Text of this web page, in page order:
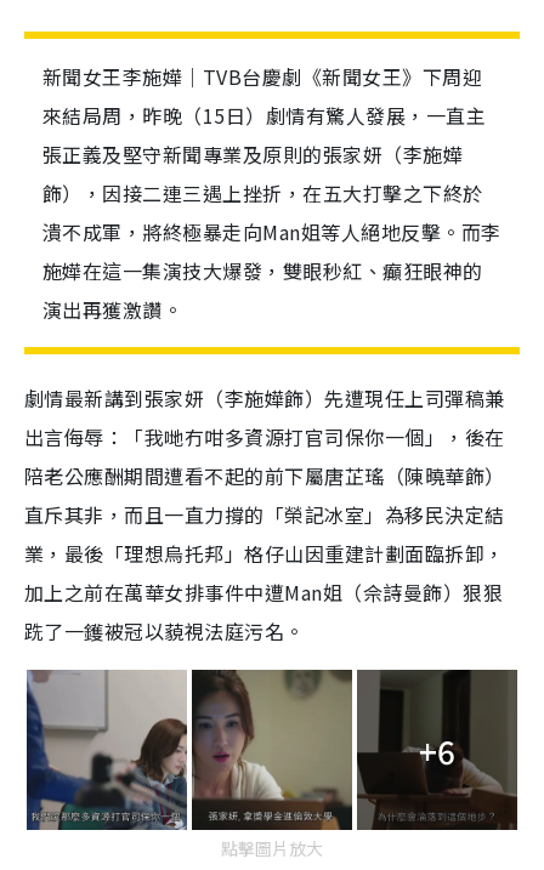
​​新聞女王李施嬅｜TVB台慶劇《新聞女王》下周迎
來結局周，昨晚（15日）劇情有驚人發展，一直主
張正義及堅守新聞專業及原則的張家妍（李施嬅
飾），因接二連三遇上挫折，在五大打擊之下終於
潰不成軍，將終極暴走向Man姐等人絕地反擊。而李
施嬅在這一集演技大爆發，雙眼秒紅、癲狂眼神的
演出再獲激讚。
劇情最新講到張家妍（李施嬅飾）先遭現任上司彈稿兼
出言侮辱：「我哋冇咁多資源打官司保你一個」，後在
陪老公應酬期間遭看不起的前下屬唐芷瑤（陳曉華飾）
直斥其非，而且一直力撐的「榮記冰室」為移民決定結
業，最後「理想烏托邦」格仔山因重建計劃面臨拆卸，
加上之前在萬華女排事件中遭Man姐（佘詩曼飾）狠狠
跣了一鑊被冠以藐視法庭污名。
+6
點擊圖片放大